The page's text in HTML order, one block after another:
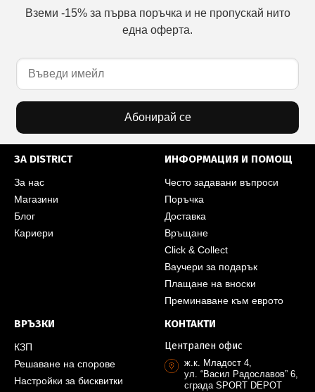
Вземи -15% за първа поръчка и не пропускай нито
една оферта.
Абонирай се
ЗА DISTRICT
За нас
Магазини
Блог
Кариери
ИНФОРМАЦИЯ И ПОМОЩ
Често задавани въпроси
Поръчка
Доставка
Връщане
Click & Collect
Ваучери за подарък
Плащане на вноски
Преминаване към еврото
ВРЪЗКИ
КЗП
Решаване на спорове
Настройки за бисквитки
КОНТАКТИ
Централен офис
ж.к. Младост 4,
ул. “Васил Радославов” 6,
сграда SPORT DEPOT